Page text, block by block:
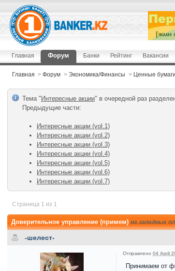
Главная Форум Банки Рейтинг Вакансии
Главная > Форум > Экономика/Финансы > Ценные бумаги
Тема " Интересные акции" в очередной раз
Предыдущие чаcти:
Интересные акции (vol.1)
Интересные акции (vol.2)
Интересные акции (vol.3)
Интересные акции (vol.4)
Интересные акции (vol.5)
Интересные акции (vol.6)
Интересные акции (vol.7)
Страница 1 из 1
Доверительное управление (примем)на западных
-шелест-
Отправлено 04 April
Принимаем от